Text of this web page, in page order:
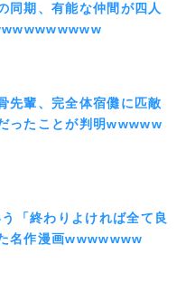
同期、有能な仲間が四人
先輩、完全体宿儺に匹敵
ったことが判明wwwww
「終わりよければ全て良
名作漫画wwwwwww